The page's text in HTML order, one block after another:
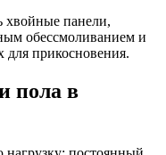
хвойные панели,
обессмоливанием и
для прикосновения.
пола в